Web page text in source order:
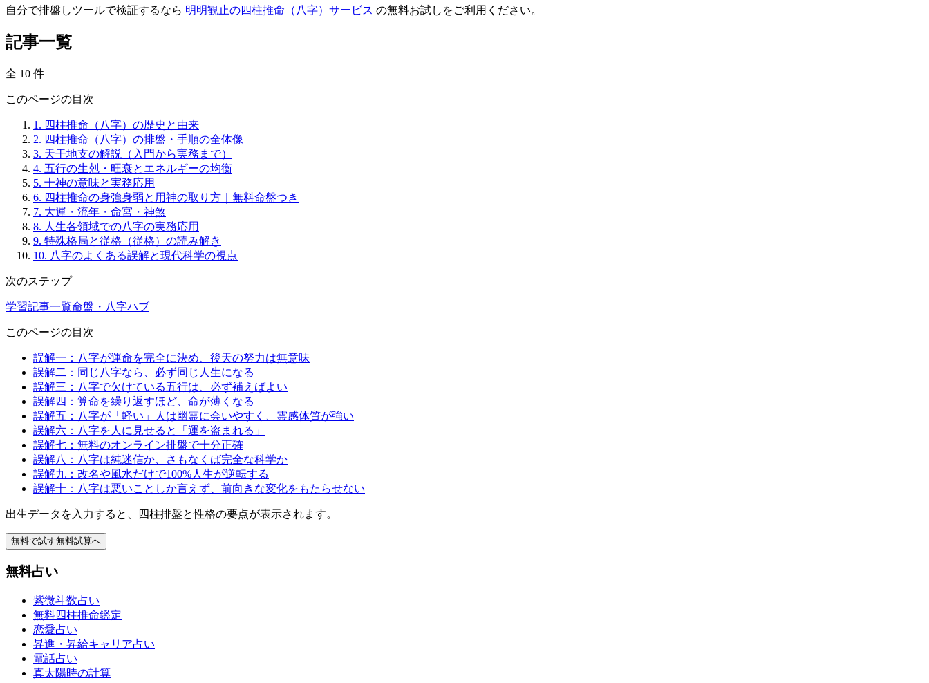
自分で排盤しツールで検証するなら 明明観止の四柱推命（八字）サービス の無料お試しをご利用ください。
記事一覧
全 10 件
このページの目次
1. 四柱推命（八字）の歴史と由来
2. 四柱推命（八字）の排盤・手順の全体像
3. 天干地支の解説（入門から実務まで）
4. 五行の生剋・旺衰とエネルギーの均衡
5. 十神の意味と実務応用
6. 四柱推命の身強身弱と用神の取り方｜無料命盤つき
7. 大運・流年・命宮・神煞
8. 人生各領域での八字の実務応用
9. 特殊格局と従格（従格）の読み解き
10. 八字のよくある誤解と現代科学の視点
次のステップ
学習記事一覧命盤・八字ハブ
このページの目次
誤解一：八字が運命を完全に決め、後天の努力は無意味
誤解二：同じ八字なら、必ず同じ人生になる
誤解三：八字で欠けている五行は、必ず補えばよい
誤解四：算命を繰り返すほど、命が薄くなる
誤解五：八字が「軽い」人は幽霊に会いやすく、霊感体質が強い
誤解六：八字を人に見せると「運を盗まれる」
誤解七：無料のオンライン排盤で十分正確
誤解八：八字は純迷信か、さもなくば完全な科学か
誤解九：改名や風水だけで100%人生が逆転する
誤解十：八字は悪いことしか言えず、前向きな変化をもたらせない
出生データを入力すると、四柱排盤と性格の要点が表示されます。
無料で試す無料試算へ
無料占い
紫微斗数占い
無料四柱推命鑑定
恋愛占い
昇進・昇給キャリア占い
電話占い
真太陽時の計算